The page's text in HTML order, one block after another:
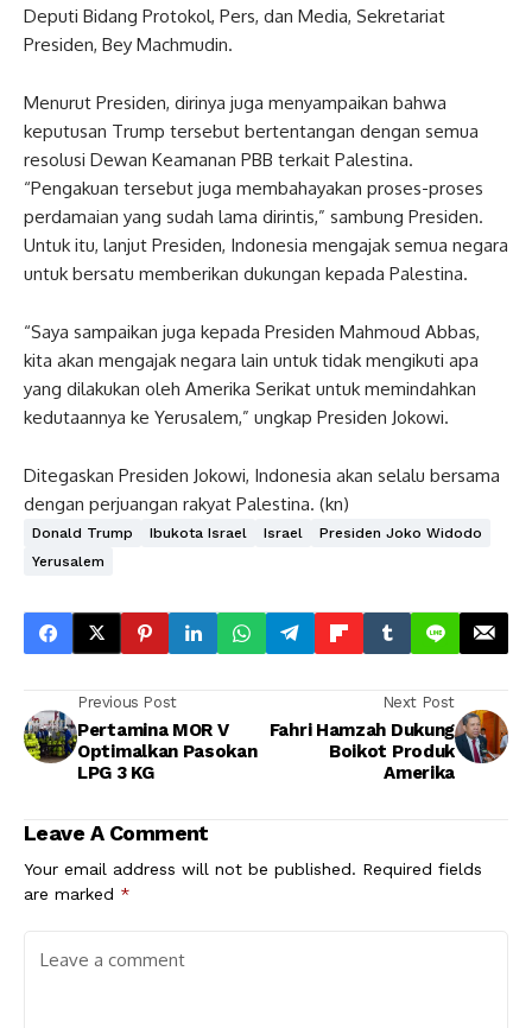
Deputi Bidang Protokol, Pers, dan Media, Sekretariat
Presiden, Bey Machmudin.
Menurut Presiden, dirinya juga menyampaikan bahwa
keputusan Trump tersebut bertentangan dengan semua
resolusi Dewan Keamanan PBB terkait Palestina.
“Pengakuan tersebut juga membahayakan proses-proses
perdamaian yang sudah lama dirintis,” sambung Presiden.
Untuk itu, lanjut Presiden, Indonesia mengajak semua negara
untuk bersatu memberikan dukungan kepada Palestina.
“Saya sampaikan juga kepada Presiden Mahmoud Abbas,
kita akan mengajak negara lain untuk tidak mengikuti apa
yang dilakukan oleh Amerika Serikat untuk memindahkan
kedutaannya ke Yerusalem,” ungkap Presiden Jokowi.
Ditegaskan Presiden Jokowi, Indonesia akan selalu bersama
dengan perjuangan rakyat Palestina. (kn)
Donald Trump Ibukota Israel Israel
Presiden Joko Widodo
Yerusalem
Previous Post
Pertamina MOR V
Optimalkan Pasokan
LPG 3 KG
Next Post
Fahri Hamzah Dukung
Boikot Produk
Amerika
Leave A Comment
Your email address will not be published. Required fields
are marked *